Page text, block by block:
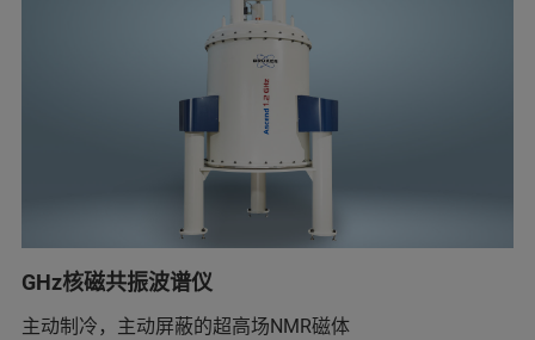
GHz核磁共振波谱仪
主动制冷，主动屏蔽的超高场NMR磁体